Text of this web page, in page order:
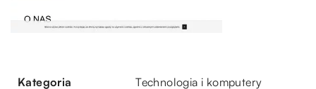
Kategoria Technologia i komputery